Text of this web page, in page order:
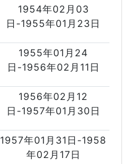
1954年02月03
日-1955年01月23日
1955年01月24
日-1956年02月11日
1956年02月12
日-1957年01月30日
1957年01月31日-1958
年02月17日